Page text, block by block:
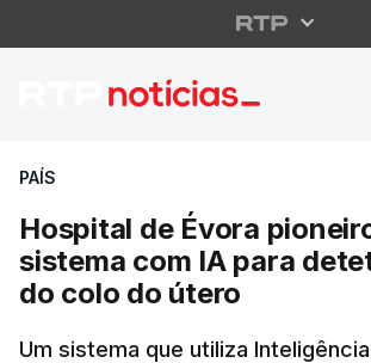
Hospital de
PAÍS
Hospital de Évora
sistema com IA para
do colo do útero
Um sistema que utiliza